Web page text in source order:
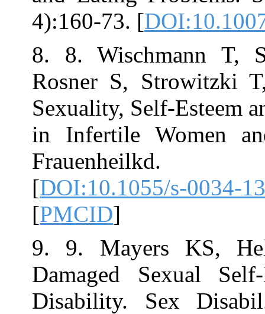
4):160-73. [
8. 8.
Rosner S,
Sexuality, Self-
in Infertile
[DOI:10.1055/
[PMCID
9. 9. Mayers
Damaged
Disability.